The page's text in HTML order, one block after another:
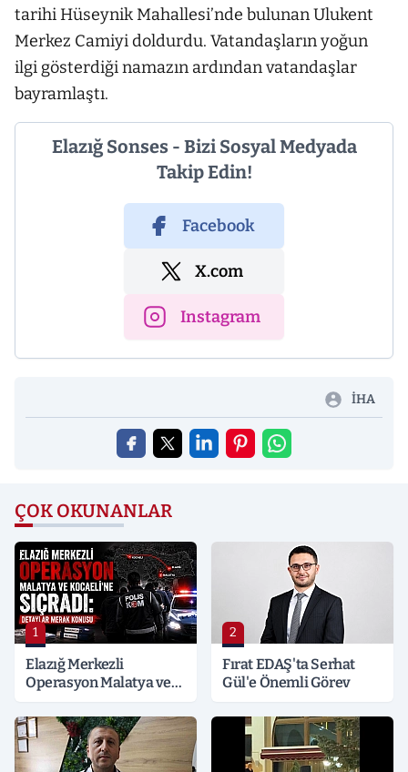
tarihi Hüseynik Mahallesi’nde bulunan Ulukent
Merkez Camiyi doldurdu. Vatandaşların yoğun
ilgi gösterdiği namazın ardından vatandaşlar
bayramlaştı.
Elazığ Sonses - Bizi Sosyal Medyada
Takip Edin!
Facebook
X.com
Instagram
İHA
ÇOK OKUNANLAR
1
Elazığ Merkezli
Operasyon Malatya ve
Detaylar Merak Konusu
2
Fırat EDAŞ'ta Serhat
Gül'e Önemli Görev